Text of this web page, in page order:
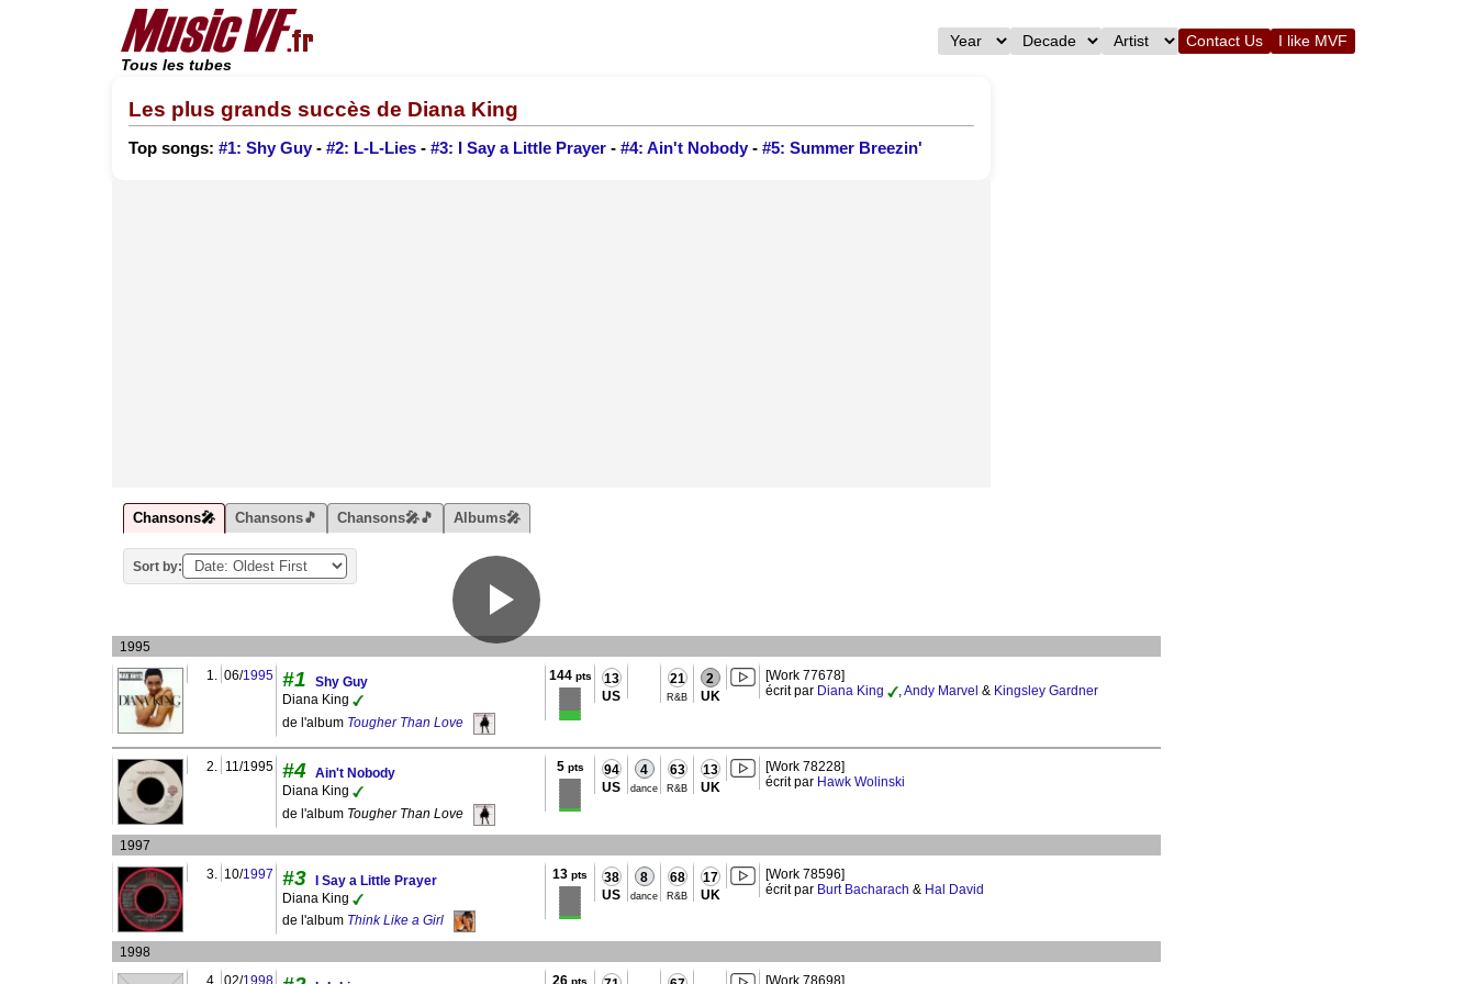
Tous les tubes
Contact Us I like MVF
Les plus grands succès de Diana King
Top songs: #1: Shy Guy - #2: L-L-Lies - #3: I Say a Little Prayer - #4: Ain't Nobody - #5: Summer Breezin'
Chansons🎤 Chansons🎵 Chansons🎤🎵 Albums🎤
Sort by:
1995
1. 06/1995 #1
Shy Guy
Diana King
de l'album Tougher Than Love
144pts 13
US
21
R&B
2
UK
[Work 77678]
écrit par Diana King ,Andy Marvel & Kingsley Gardner
2. 11/1995 #4 Ain't Nobody
Diana King
de l'album Tougher Than Love
5pts 94
US
4
dance
63
R&B
13
UK
[Work 78228]
écrit par Hawk Wolinski
1997
3.
10/1997 #3 I Say a Little Prayer
Diana King
de l'album Think Like a Girl
13 pts 38
US
8
dance
68
R&B
17
UK
[Work 78596]
écrit par Burt Bacharach & Hal David
1998